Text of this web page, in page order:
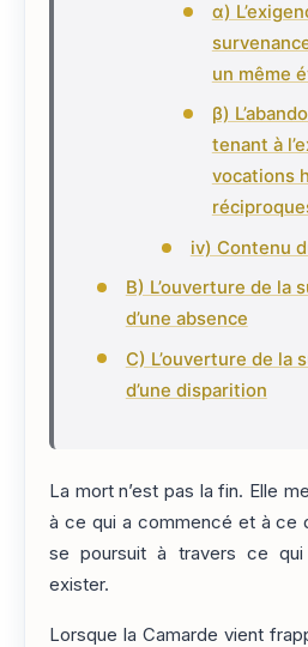
α)
un même
β)
tenant à
vocations
iv) Contenu
B) L’ouverture de la
d’une absence
C) L’ouverture de la
d’une disparition
La mort n’est pas la fin. Elle
à ce qui a commencé et à ce
se poursuit à travers ce
exister.
Lorsque la Camarde vient